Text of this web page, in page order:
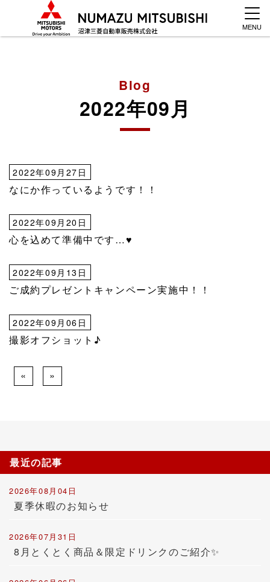
MENU
Blog
2022年09月
2022年09月27日
なにか作っているようです！！
2022年09月20日
心を込めて準備中です…♥
2022年09月13日
ご成約プレゼントキャンペーン実施中！！
2022年09月06日
撮影オフショット♪
« »
最近の記事
2026年08月04日
夏季休暇のお知らせ
2026年07月31日
8月とくとく商品＆限定ドリンクのご紹介✨